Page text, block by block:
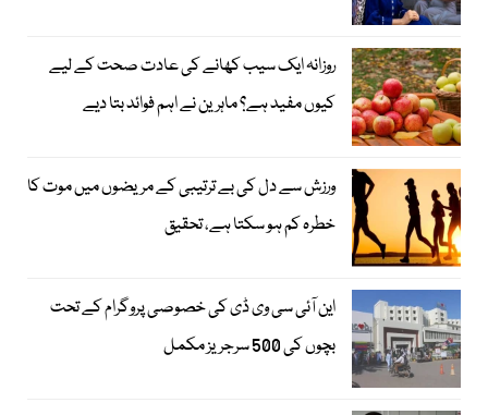
روزانہ ایک سیب کھانے کی عادت صحت کے لیے
کیوں مفید ہے؟ ماہرین نے اہم فوائد بتا دیے
ورزش سے دل کی بے ترتیبی کے مریضوں میں موت کا
خطرہ کم ہو سکتا ہے، تحقیق
این آئی سی وی ڈی کی خصوصی پروگرام کے تحت
بچوں کی 500 سرجریز مکمل